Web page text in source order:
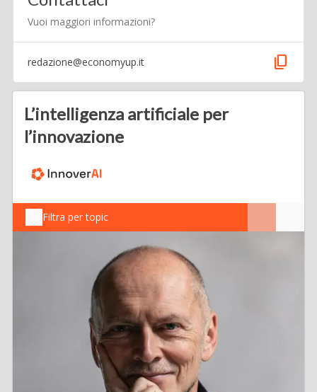
Vuoi maggiori informazioni?
redazione@economyup.it content_copy
L’intelligenza artificiale per
l’innovazione
Filtra per topic